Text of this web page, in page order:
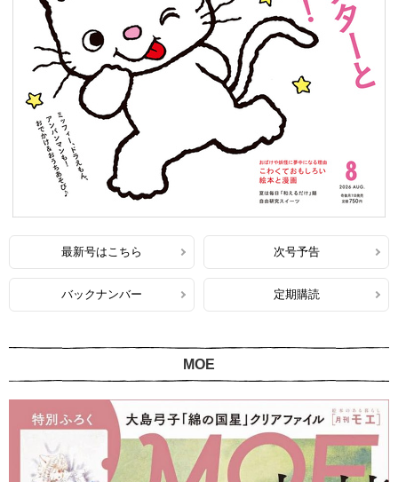
最新号はこちら 次号予告
バックナンバー 定期購読
MOE